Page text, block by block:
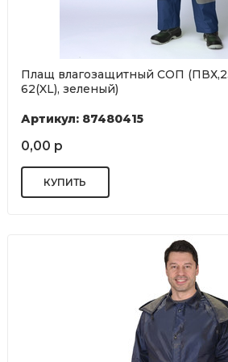
Плащ влагозащитный СОП
62(XL), зеленый)
Артикул: 87480415
0,00 р